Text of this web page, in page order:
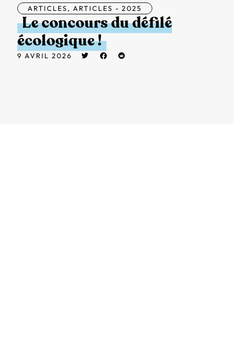
ARTICLES, ARTICLES - 2025
Le concours du défilé
écologique !
9 AVRIL 2026